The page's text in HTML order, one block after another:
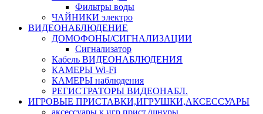
Фильтры воды
ЧАЙНИКИ электро
ВИДЕОНАБЛЮДЕНИЕ
ДОМОФОНЫ/СИГНАЛИЗАЦИИ
Сигнализатор
Кабель ВИДЕОНАБЛЮДЕНИЯ
КАМЕРЫ Wi-Fi
КАМЕРЫ наблюдения
РЕГИСТРАТОРЫ ВИДЕОНАБЛ.
ИГРОВЫЕ ПРИСТАВКИ,ИГРУШКИ,АКСЕССУАРЫ
аксесcуары к игр.прист./шнуры